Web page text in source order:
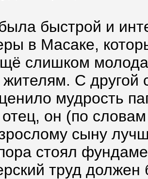
быстрой и
в Масаке,
слишком
С другой
мудрость
он (по
сыну
стоял
труд